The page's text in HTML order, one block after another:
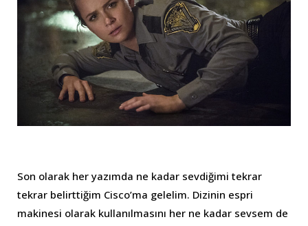
Son olarak her yazımda ne kadar sevdiğimi tekrar
tekrar belirttiğim Cisco’ma gelelim. Dizinin espri
makinesi olarak kullanılmasını her ne kadar sevsem de